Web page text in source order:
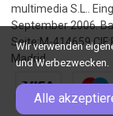
multimedia S.L..
September 2006.
Seite:M-414659
Madrid
Wir verwenden
und Werbezwecken.
Alle